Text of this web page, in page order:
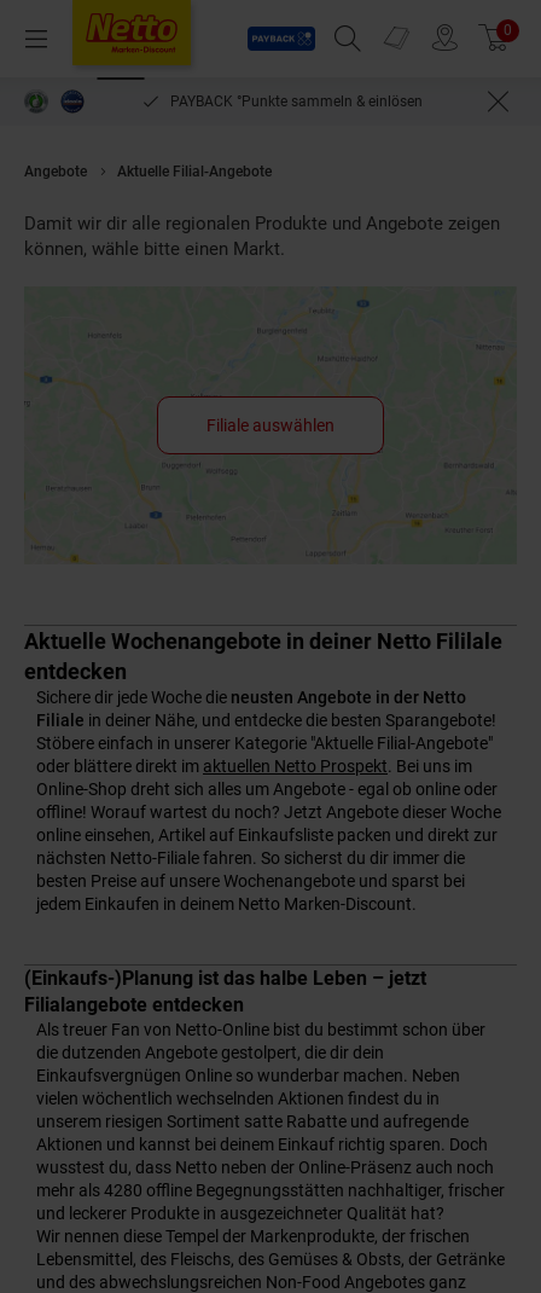
Menü
Payback
Suchfeld einblenden
Prospekte 0
PAYBACK °Punkte sammeln & einlösen
Angebote Aktuelle Filial-Angebote
Damit wir dir alle regionalen Produkte und Angebote zeigen
können, wähle bitte einen Markt.
Filiale auswählen
Aktuelle Wochenangebote in deiner Netto Fililale
entdecken
Sichere dir jede Woche die neusten Angebote in der Netto
Filiale in deiner Nähe, und entdecke die besten Sparangebote!
Stöbere einfach in unserer Kategorie "Aktuelle Filial-Angebote"
oder blättere direkt im aktuellen Netto Prospekt . Bei uns im
Online-Shop dreht sich alles um Angebote - egal ob online oder
offline! Worauf wartest du noch? Jetzt Angebote dieser Woche
online einsehen, Artikel auf Einkaufsliste packen und direkt zur
nächsten Netto-Filiale fahren. So sicherst du dir immer die
besten Preise auf unsere Wochenangebote und sparst bei
jedem Einkaufen in deinem Netto Marken-Discount.
(Einkaufs-)Planung ist das halbe Leben – jetzt
Filialangebote entdecken
Als treuer Fan von Netto-Online bist du bestimmt schon über
die dutzenden Angebote gestolpert, die dir dein
Einkaufsvergnügen Online so wunderbar machen. Neben
vielen wöchentlich wechselnden Aktionen findest du in
unserem riesigen Sortiment satte Rabatte und aufregende
Aktionen und kannst bei deinem Einkauf richtig sparen. Doch
wusstest du, dass Netto neben der Online-Präsenz auch noch
mehr als 4280 offline Begegnungsstätten nachhaltiger, frischer
und leckerer Produkte in ausgezeichneter Qualität hat?
Wir nennen diese Tempel der Markenprodukte, der frischen
Lebensmittel, des Fleischs, des Gemüses & Obsts, der Getränke
und des abwechslungsreichen Non-Food Angebotes ganz